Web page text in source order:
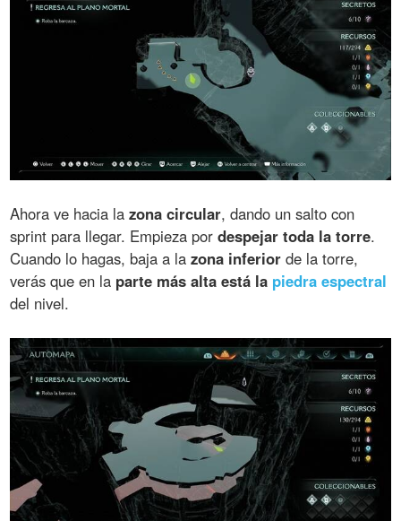
Ahora ve hacia lazona circular, dando un salto con
sprint para llegar. Empieza pordespejar toda la torre.
Cuando lo hagas, baja a lazona inferior de la torre,
verás que en la parte más alta está la piedra espectral
del nivel.